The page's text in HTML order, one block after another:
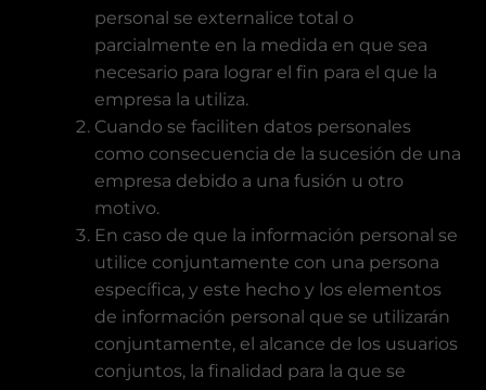
personal se externalice total o
parcialmente en la medida en que sea
necesario para lograr el fin para el que la
empresa la utiliza.
Cuando se faciliten datos personales
como consecuencia de la sucesión de una
empresa debido a una fusión u otro
motivo.
En caso de que la información personal se
utilice conjuntamente con una persona
específica, y este hecho y los elementos
de información personal que se utilizarán
conjuntamente, el alcance de los usuarios
conjuntos, la finalidad para la que se